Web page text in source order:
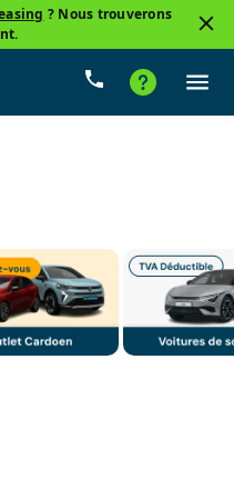
? Nous trouverons
Prix Boîte